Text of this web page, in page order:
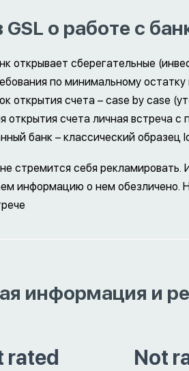
о работе с
открывает сберегательные
по минимальному остатку
открытия счета – case by case
открытия счета личная встреча
банк – классический образец
стремится себя
информацию о нем обезличено.
информация и
rated Not